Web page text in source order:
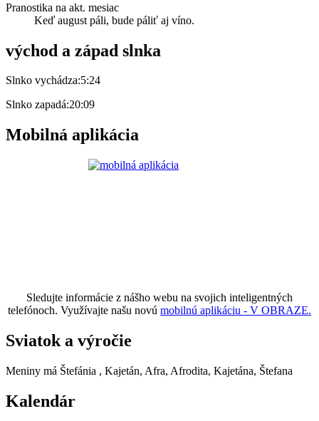
Pranostika na akt. mesiac
Keď august páli, bude páliť aj víno.
východ a západ slnka
Slnko vychádza:5:24
Slnko zapadá:20:09
Mobilná aplikácia
Sledujte informácie z nášho webu na svojich inteligentných
telefónoch. Využívajte našu novú mobilnú aplikáciu - V OBRAZE.
Sviatok a výročie
Meniny má Štefánia , Kajetán, Afra, Afrodita, Kajetána, Štefana
Kalendár